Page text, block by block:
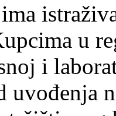
u
i
uvođenja